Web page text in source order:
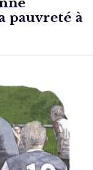
pauvreté à